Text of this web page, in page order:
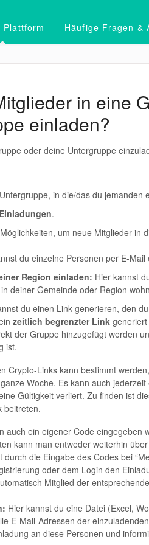
Plattform Häufige Fragen &
in eine
einladen?
oder deine Untergruppe
in die/das du jemanden
Einladungen.
um neue Mitglieder in
du einzelne Personen per E-Mail
Region einladen: Hier kannst
deiner Gemeinde oder Region
du einen Link generieren, den
zeitlich begrenzter Linkgeneriert
der Gruppe hinzugefügt werden
ist.
Crypto-Links kann bestimmt
Woche. Es kann auch
Gültigkeit verliert. Zu finden ist
beitreten.
auch ein eigener Code eingegeben
kann man entweder weiterhin
die Eingabe des Codes bei
oder dem Login den
Mitglied der
Hier kannst du eine Datei (Excel,
E-Mail-Adressen der
an diese Personen und